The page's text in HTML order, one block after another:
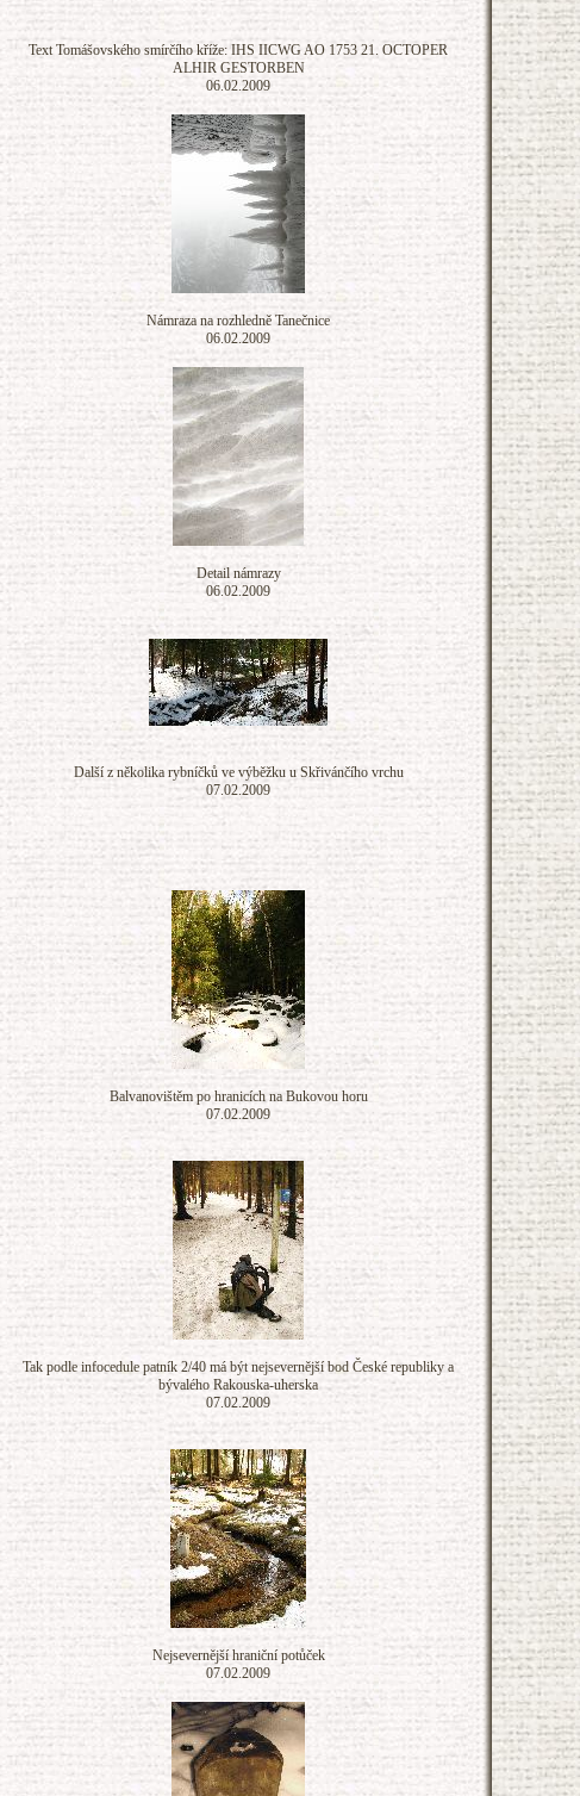
Text Tomášovského smírčího kříže: IHS IICWG AO 1753 21. OCTOPER
ALHIR GESTORBEN
06.02.2009
Námraza na rozhledně Tanečnice
06.02.2009
Detail námrazy
06.02.2009
Další z několika rybníčků ve výběžku u Skřivánčího vrchu
07.02.2009
Balvanovištěm po hranicích na Bukovou horu
07.02.2009
Tak podle infocedule patník 2/40 má být nejsevernější bod České republiky a
bývalého Rakouska-uherska
07.02.2009
Nejsevernější hraniční potůček
07.02.2009